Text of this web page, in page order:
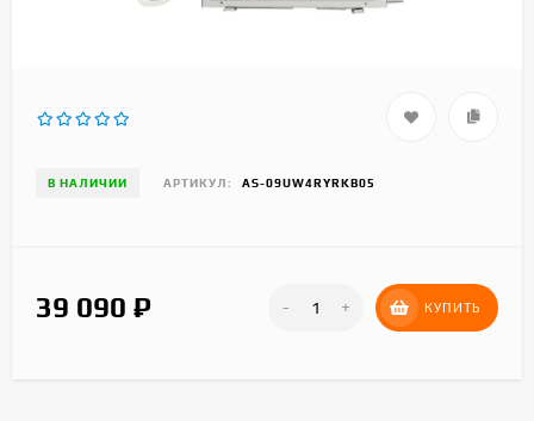
В НАЛИЧИИ АРТИКУЛ: AS-09UW4RYRKB05
39 090 ₽ - + КУПИТЬ